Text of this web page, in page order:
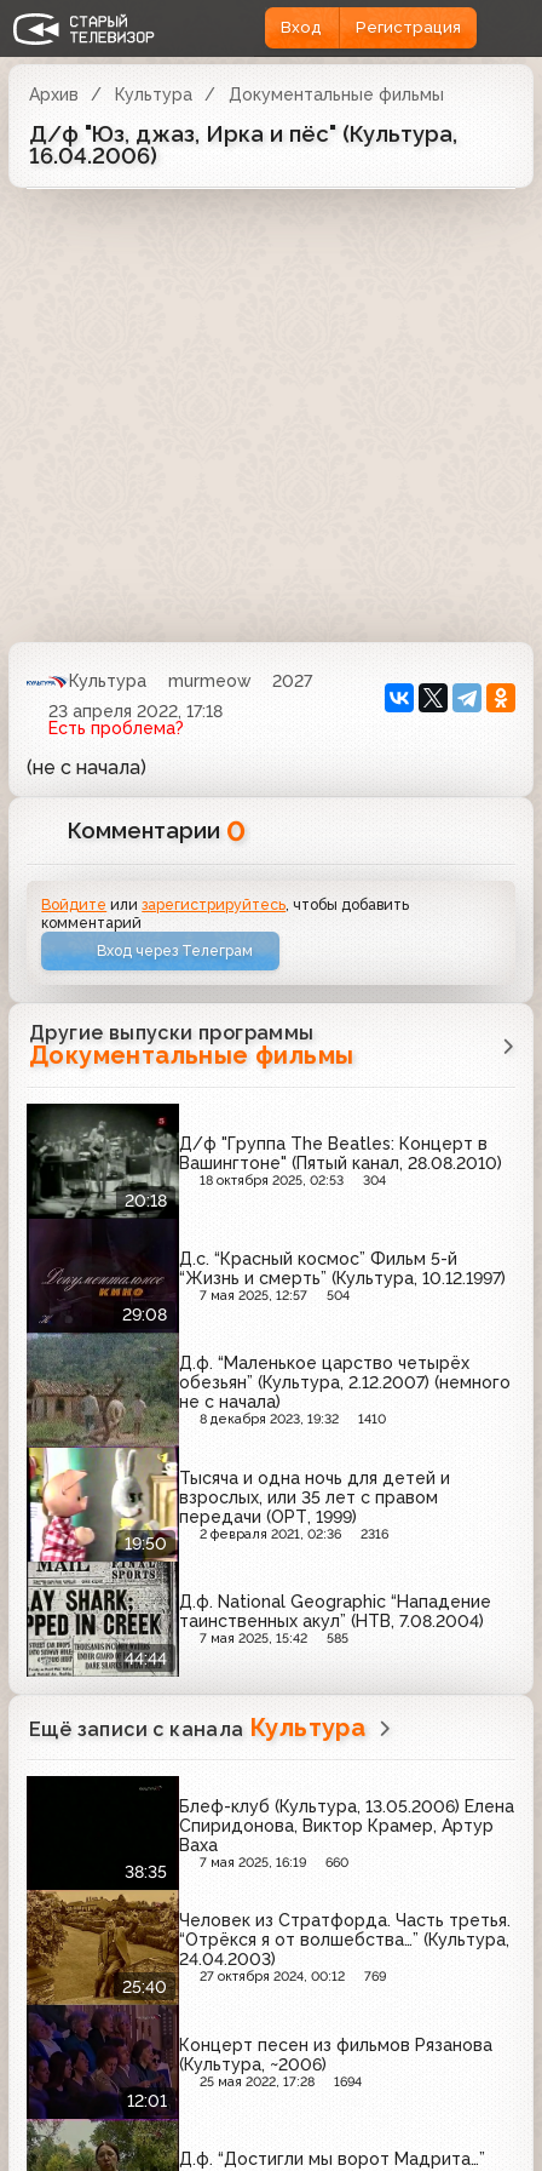
Вход Регистрация
Архив Культура Документальные фильмы
Д/ф "Юз, джаз, Ирка и пёс" (Культура,
16.04.2006)
Культура murmeow
2027
23 апреля 2022, 17:18
Есть проблема?
(не с начала)
Комментарии 0
Войдите илизарегистрируйтесь , чтобы добавить
комментарий
Вход через Телеграм
Другие выпуски программы
Документальные фильмы
20:18
Д/ф "Группа The Beatles: Концерт в
Вашингтоне" (Пятый канал, 28.08.2010)
18 октября 2025, 02:53 304
29:08
Д.с. “Красный космос” Фильм 5-й
“Жизнь и смерть” (Культура, 10.12.1997)
7 мая 2025, 12:57 504
Д.ф. “Маленькое царство четырёх
обезьян” (Культура, 2.12.2007) (немного
не с начала)
8 декабря 2023, 19:32 1410
19:50
Тысяча и одна ночь для детей и
взрослых, или 35 лет с правом
передачи (ОРТ, 1999)
2 февраля 2021, 02:36 2316
44:44
Д.ф. National Geographic “Нападение
таинственных акул” (НТВ, 7.08.2004)
7 мая 2025, 15:42 585
Ещё записи с канала Культура
38:35
Блеф-клуб (Культура, 13.05.2006) Елена
Спиридонова, Виктор Крамер, Артур
Ваха
7 мая 2025, 16:19 660
25:40
Человек из Стратфорда. Часть третья.
“Отрёкся я от волшебства…” (Культура,
24.04.2003)
27 октября 2024, 00:12 769
12:01
Концерт песен из фильмов Рязанова
(Культура, ~2006)
25 мая 2022, 17:28 1694
Д.ф. “Достигли мы ворот Мадрита…”